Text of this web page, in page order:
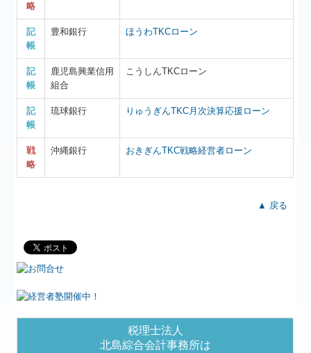
税理士法人
北島綜合会計事務所は
略
記
帳
豊和銀行 ほうわTKCローン
記
帳
鹿児島興業信用
組合
こうしんTKCローン
記
帳
琉球銀行 りゅうぎんTKC月次決算応援ローン
戦
略
沖縄銀行 おきぎんTKC戦略経営者ローン
▲ 戻る